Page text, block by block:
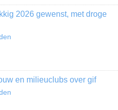
2026 gewenst, met droge
en milieuclubs over gif